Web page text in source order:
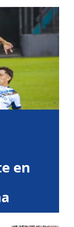
en